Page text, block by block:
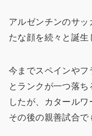
アルゼンチンのサ
たな顔を続々と誕生
今までスペインやフ
とランクが一つ落
したが、カタールワ
その後の親善試合で